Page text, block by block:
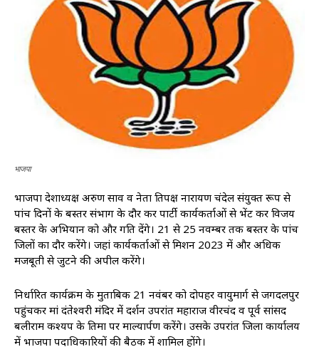
भाजपा
भाजपा प्रदेशाध्यक्ष अरुण साव व नेता प्रतिपक्ष नारायण चंदेल संयुक्त रूप से
पांच दिनों के बस्तर संभाग के दौर कर पार्टी कार्यकर्ताओं से भेंट कर विजय
बस्तर के अभियान को और गति देंगे। 21 से 25 नवम्बर तक बस्तर के पांच
जिलों का दौर करेंगे। जहां कार्यकर्ताओं से मिशन 2023 में और अधिक
मजबूती से जुटने की अपील करेंगे।
निर्धारित कार्यक्रम के मुताबिक 21 नवंबर को दोपहर वायुमार्ग से जगदलपुर
पहुंचकर मां दंतेश्वरी मंदिर में दर्शन उपरांत महाराज प्रवीरचंद व पूर्व सांसद
बलीराम कश्यप के प्रतिमा पर माल्यार्पण करेंगे। उसके उपरांत जिला कार्यालय
में भाजपा पदाधिकारियों की बैठक में शामिल होंगे।